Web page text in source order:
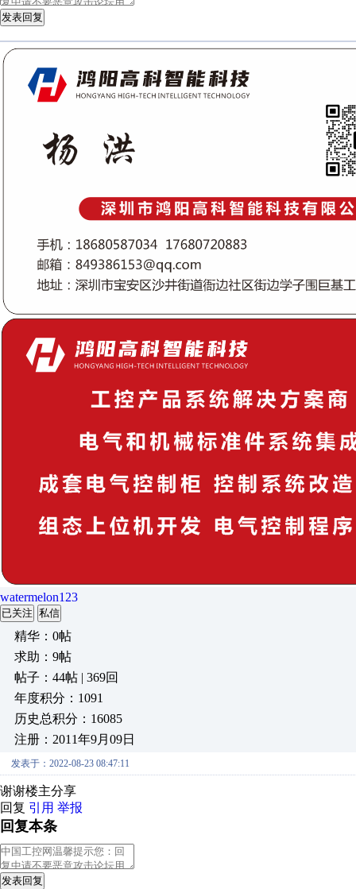
发表回复
watermelon123
已关注 私信
精华：0帖
求助：9帖
帖子：44帖 | 369回
年度积分：1091
历史总积分：16085
注册：2011年9月09日
发表于：2022-08-23 08:47:11
谢谢楼主分享
回复 引用 举报
回复本条
发表回复